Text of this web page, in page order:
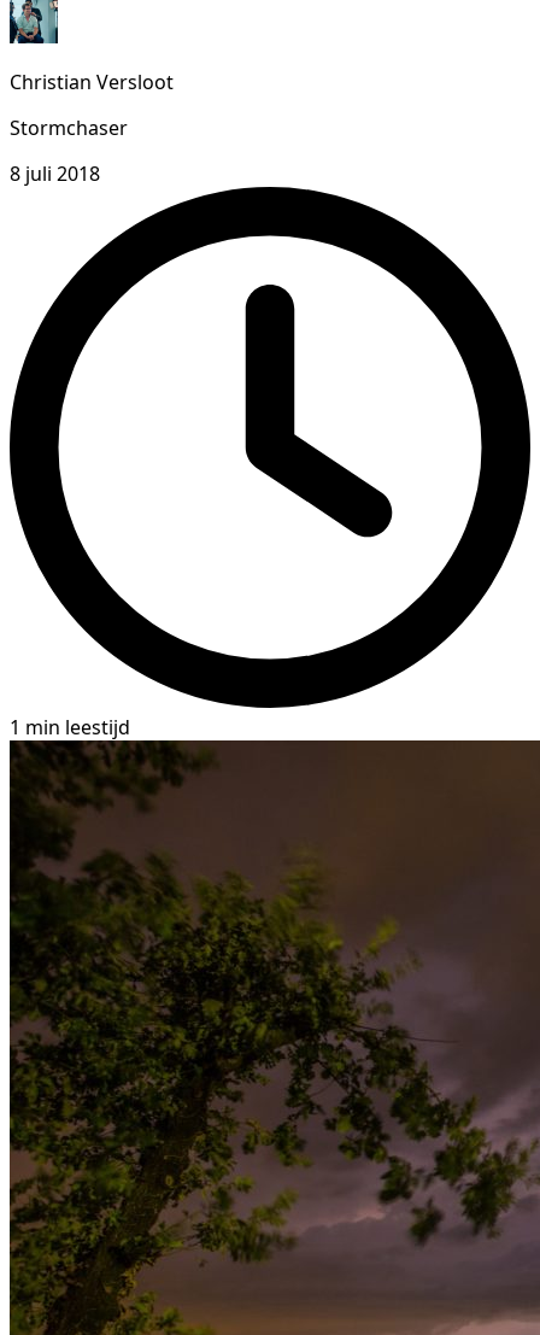
Christian Versloot
Stormchaser
8 juli 2018
1 min leestijd